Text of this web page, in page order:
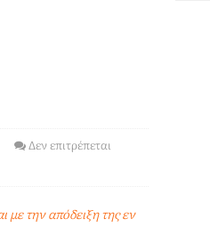
Δεν επιτρέπεται
την απόδειξη της εν